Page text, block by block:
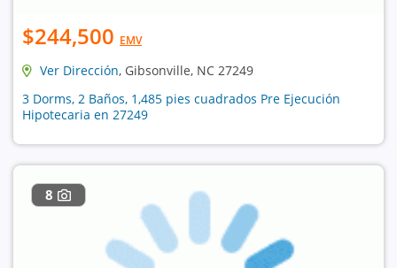
$244,500 EMV
Ver Dirección, Gibsonville, NC 27249
3 Dorms, 2 Baños, 1,485 pies cuadrados Pre Ejecución
Hipotecaria en 27249
8